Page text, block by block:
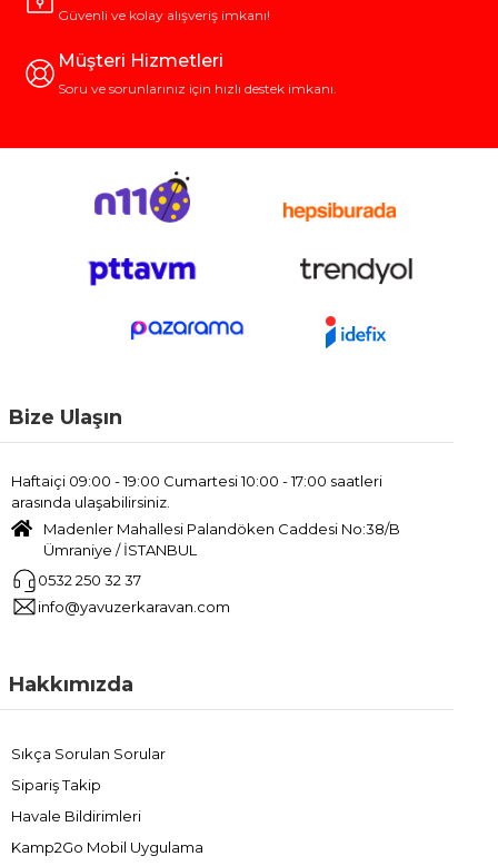
Güvenli ve kolay alışveriş imkanı!
Müşteri Hizmetleri
Soru ve sorunlarınız için hızlı destek imkanı.
Bize Ulaşın
Haftaiçi 09:00 - 19:00 Cumartesi 10:00 - 17:00 saatleri
arasında ulaşabilirsiniz.
Madenler Mahallesi Palandöken Caddesi No:38/B
Ümraniye / İSTANBUL
0532 250 32 37
info@yavuzerkaravan.com
Hakkımızda
Sıkça Sorulan Sorular
Sipariş Takip
Havale Bildirimleri
Kamp2Go Mobil Uygulama